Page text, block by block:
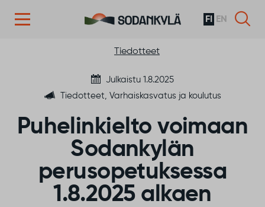
FI EN
Tiedotteet
Julkaistu 1.8.2025
Tiedotteet, Varhaiskasvatus ja koulutus
Puhelinkielto voimaan
Sodankylän
perusopetuksessa
1.8.2025 alkaen